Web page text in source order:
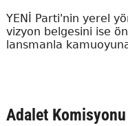
YENİ Parti'nin yerel
vizyon belgesini ise
lansmanla
Adalet